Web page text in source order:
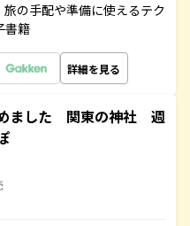
の手配や準備に使えるテク
書籍
詳細を見る
ました 関東の神社 週